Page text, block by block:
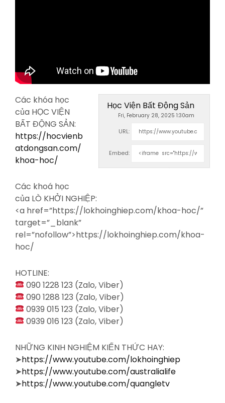
Học Viện Bất Động Sản
Fri, February 28, 2025 1:30am
URL:
Embed:
Các khóa học
của HỌC VIỆN
BẤT ĐỘNG SẢN:
https://hocvienb
atdongsan.com/
khoa-hoc/
Các khoá học
của LÒ KHỞI NGHIỆP:
<a href=”https://lokhoinghiep.com/khoa-hoc/”
target=”_blank”
rel=”nofollow”>https://lokhoinghiep.com/khoa-
hoc/
HOTLINE:
090 1228 123 (Zalo, Viber)
090 1288 123 (Zalo, Viber)
0939 015 123 (Zalo, Viber)
0939 016 123 (Zalo, Viber)
NHỮNG KINH NGHIỆM KIẾN THỨC HAY:
➤https://www.youtube.com/lokhoinghiep
➤https://www.youtube.com/australialife
➤https://www.youtube.com/quangletv